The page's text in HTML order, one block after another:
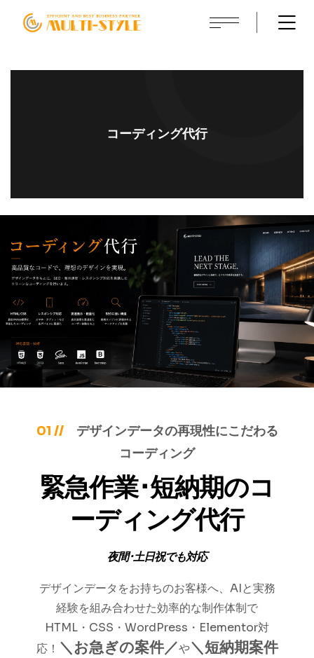
コーディング代行
01 //デザインデータの再現性にこだわる
コーディング
緊急作業･短納期のコ
ーディング代行
夜間･土日祝でも対応
デザインデータをお持ちのお客様へ、AIと実務
経験を組み合わせた効率的な制作体制で
HTML・CSS・WordPress・Elementor対
応！ ＼お急ぎの案件／や＼短納期案件